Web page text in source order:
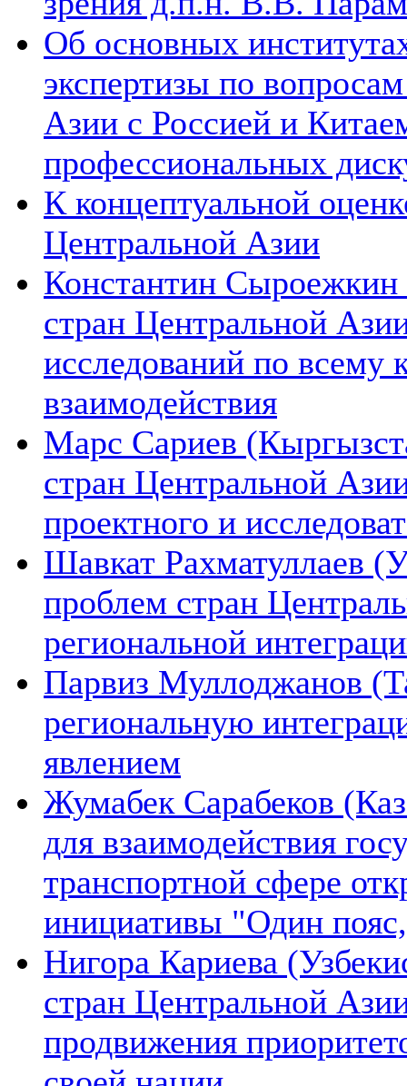
Об основных
экспертизы по
Азии с Россией и
профессиональных
К концептуальной
Центральной Азии
Константин Сыроежкин
стран Центральной
исследований по всему
взаимодействия
Марс Сариев
стран Центральной
проектного и
Шавкат Рахматуллаев
проблем стран
региональной
Парвиз Муллоджанов
региональную
явлением
Жумабек Сарабеков
для взаимодействия
транспортной сфере
инициативы "Один
Нигора Кариева
стран Центральной
продвижения